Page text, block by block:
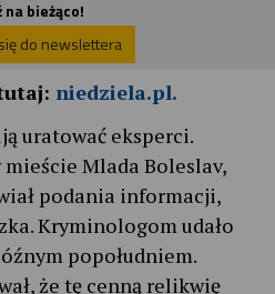
na bieżąco!
do newslettera
niedziela.pl.
uratować eksperci.
Mlada Boleslav,
podania informacji,
Kryminologom udało
popołudniem.
że tę cenną relikwię